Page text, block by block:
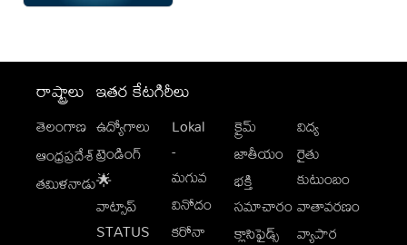
రాష్ట్రాలు
తెలంగాణ
ఆంధ్రప్రదేశ్
తమిళనాడు
ఇతర కేటగిరీలు
ఉద్యోగాలు
ట్రెండింగ్
🌟
వాట్సాప్
STATUS
Lokal
-
మగువ
వినోదం
కరోనా
క్రైమ్
జాతీయం
భక్తి
సమాచారం
క్లాసిఫైడ్స్
విద్య
రైతు
కుటుంబం
వాతావరణం
వ్యాపార